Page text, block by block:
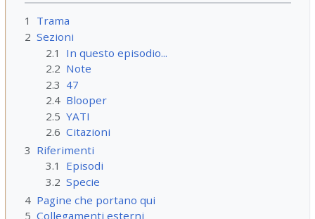
1
Trama
2 Sezioni
2.1
In questo episodio...
2.2 Note
2.3 47
2.4 Blooper
2.5 YATI
2.6 Citazioni
3 Riferimenti
3.1
Episodi
3.2 Specie
4 Pagine che portano qui
5 Collegamenti esterni